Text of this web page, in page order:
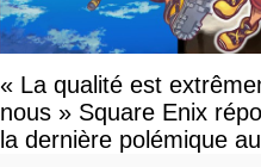
« La qualité est
nous » Square Enix
la dernière polémique